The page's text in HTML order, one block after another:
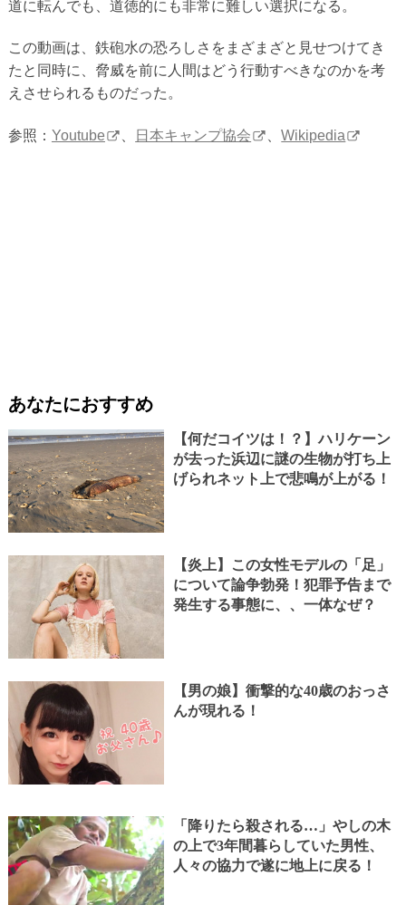
道に転んでも、道徳的にも非常に難しい選択になる。
この動画は、鉄砲水の恐ろしさをまざまざと見せつけてき
たと同時に、脅威を前に人間はどう行動すべきなのかを考
えさせられるものだった。
参照： Youtube 日本キャンプ協会 、Wikipedia
あなたにおすすめ
【何だコイツは！？】ハリケーン
が去った浜辺に謎の生物が打ち上
げられネット上で悲鳴が上がる！
【炎上】この女性モデルの「足」
について論争勃発！犯罪予告まで
発生する事態に、、一体なぜ？
【男の娘】衝撃的な40歳のおっさ
んが現れる！
「降りたら殺される…」やしの木
の上で3年間暮らしていた男性、
人々の協力で遂に地上に戻る！